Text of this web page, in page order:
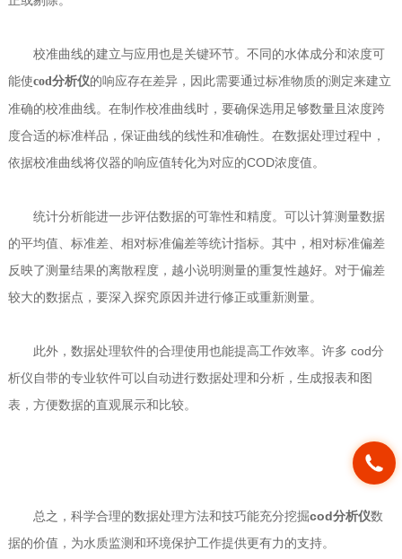
校准曲线的建立与应用也是关键环节。不同的水体成分和浓度可
能使cod分析仪的响应存在差异，因此需要通过标准物质的测定来建立
准确的校准曲线。在制作校准曲线时，要确保选用足够数量且浓度跨
度合适的标准样品，保证曲线的线性和准确性。在数据处理过程中，
依据校准曲线将仪器的响应值转化为对应的COD浓度值。
统计分析能进一步评估数据的可靠性和精度。可以计算测量数据
的平均值、标准差、相对标准偏差等统计指标。其中，相对标准偏差
反映了测量结果的离散程度，越小说明测量的重复性越好。对于偏差
较大的数据点，要深入探究原因并进行修正或重新测量。
此外，数据处理软件的合理使用也能提高工作效率。许多 cod分
析仪自带的专业软件可以自动进行数据处理和分析，生成报表和图
表，方便数据的直观展示和比较。
总之，科学合理的数据处理方法和技巧能充分挖掘cod分析仪数
据的价值，为水质监测和环境保护工作提供更有力的支持。